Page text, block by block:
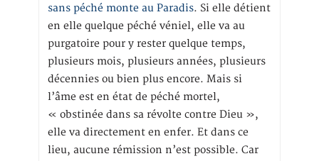
sans péché monte au Paradis. Si elle détient
en elle quelque péché véniel, elle va au
purgatoire pour y rester quelque temps,
plusieurs mois, plusieurs années, plusieurs
décennies ou bien plus encore. Mais si
l’âme est en état de péché mortel,
« obstinée dans sa révolte contre Dieu »,
elle va directement en enfer. Et dans ce
lieu, aucune rémission n’est possible. Car